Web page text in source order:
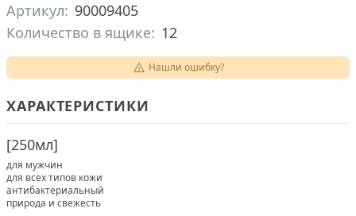
Артикул: 90009405
Количество в ящике: 12
Нашли ошибку?
ХАРАКТЕРИСТИКИ
[250мл]
для мужчин
для всех типов кожи
антибактериальный
природа и свежесть